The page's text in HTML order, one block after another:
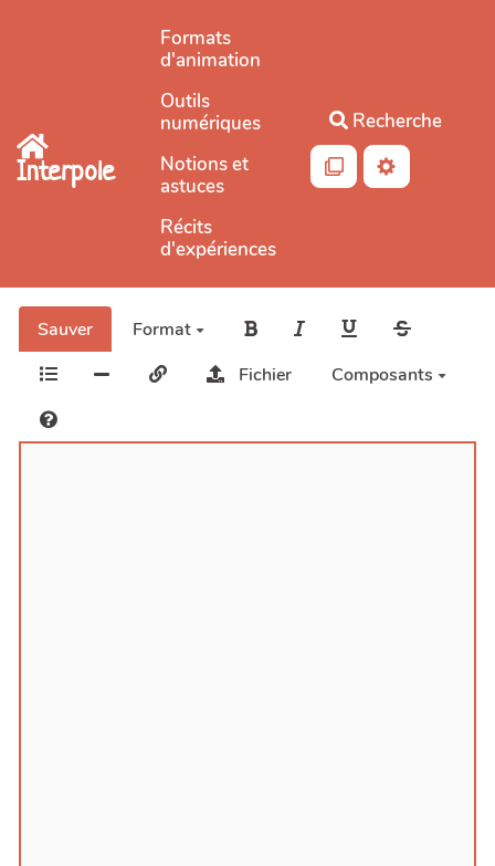
Aller au contenu principal
Interpole
Formats
d'animation
Outils
numériques
Notions et
astuces
Récits
d'expériences
Recherche
Sauver
Format
Fichier
Composants